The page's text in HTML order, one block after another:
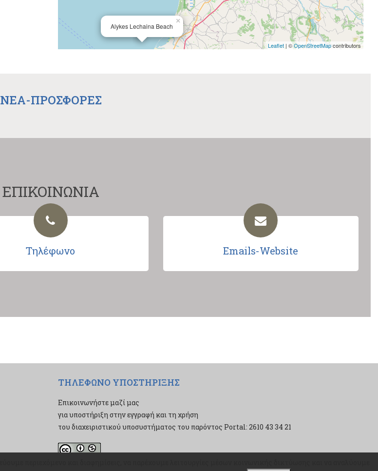
Alykes Lechaina Beach
×
Leaflet | ©OpenStreetMapcontributors
NEA-ΠΡΟΣΦΟΡΕΣ
ΕΠΙΚΟΙΝΩΝΙΑ
Τηλέφωνο Emails-Website
ΤΗΛΕΦΩΝΟ ΥΠΟΣΤΗΡΙΞΗΣ
Επικοινωνήστε μαζί μας
για υποστήριξη στην εγγραφή και τη χρήση
του διαχειριστικού υποσυστήματος του παρόντος Portal: 2610 43 34 21